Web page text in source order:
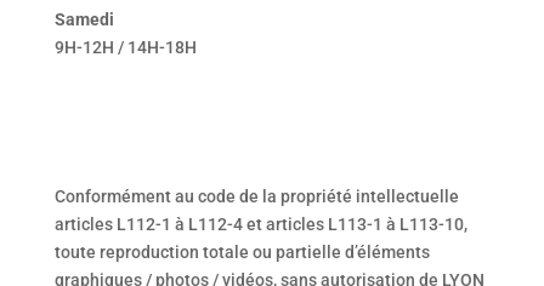
Samedi
9H-12H / 14H-18H
Conformément au code de la propriété intellectuelle
articles L112-1 à L112-4 et articles L113-1 à L113-10,
toute reproduction totale ou partielle d’éléments
graphiques / photos / vidéos, sans autorisation de LYON